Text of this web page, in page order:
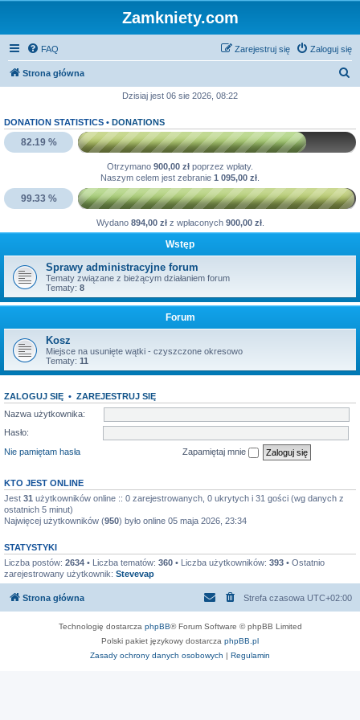
Zamkniety.com
FAQ Zaloguj się
Zarejestruj się
Strona główna
k
a
Dzisiaj jest 06 sie 2026, 08:22
DONATION STATISTICS • DONATIONS
82.19 %
Otrzymano 900,00 zł poprzez wpłaty.
Naszym celem jest zebranie 1 095,00 zł
99.33 %
Wydano 894,00 złz wpłaconych 900,00 zł.
Wstęp
Sprawy administracyjne forum
Tematy związane z bieżącym działaniem forum
Tematy: 8
Forum
Kosz
Miejsce na usunięte wątki - czyszczone okresowo
Tematy: 11
ZALOGUJ SIĘ • ZAREJESTRUJ SIĘ
Nazwa użytkownika:
Hasło:
Nie pamiętam hasła
Zapamiętaj mnie
KTO JEST ONLINE
Jest 31 użytkowników online :: 0 zarejestrowanych, 0 ukrytych i 31 gości (wg danych z
ostatnich 5 minut)
Najwięcej użytkowników (950) było online 05 maja 2026, 23:34
STATYSTYKI
Liczba postów: 2634 • Liczba tematów: 360 • Liczba użytkowników: 393 • Ostatnio
zarejestrowany użytkownik: Stevevap
Strona główna Strefa czasowa UTC+02:00
Technologię dostarcza phpBB® Forum Software © phpBB Limited
Polski pakiet językowy dostarcza phpBB.pl
Zasady ochrony danych osobowych | Regulamin